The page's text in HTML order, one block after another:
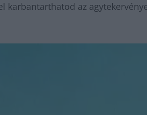
karbantarthatod az